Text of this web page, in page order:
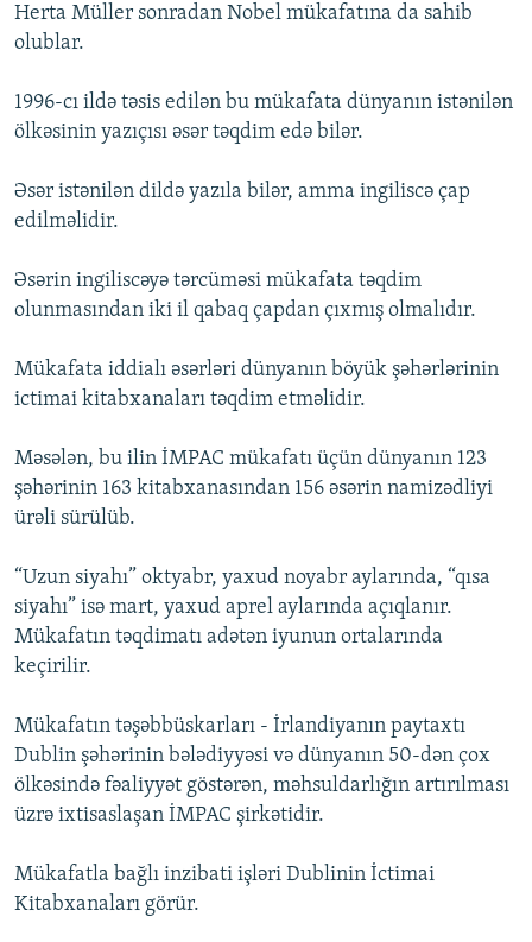
Herta Müller sonradan Nobel mükafatına da sahib
olublar.
1996-cı ildə təsis edilən bu mükafata dünyanın istənilən
ölkəsinin yazıçısı əsər təqdim edə bilər.
Əsər istənilən dildə yazıla bilər, amma ingiliscə çap
edilməlidir.
Əsərin ingiliscəyə tərcüməsi mükafata təqdim
olunmasından iki il qabaq çapdan çıxmış olmalıdır.
Mükafata iddialı əsərləri dünyanın böyük şəhərlərinin
ictimai kitabxanaları təqdim etməlidir.
Məsələn, bu ilin İMPAC mükafatı üçün dünyanın 123
şəhərinin 163 kitabxanasından 156 əsərin namizədliyi
ürəli sürülüb.
“Uzun siyahı” oktyabr, yaxud noyabr aylarında, “qısa
siyahı” isə mart, yaxud aprel aylarında açıqlanır.
Mükafatın təqdimatı adətən iyunun ortalarında
keçirilir.
Mükafatın təşəbbüskarları - İrlandiyanın paytaxtı
Dublin şəhərinin bələdiyyəsi və dünyanın 50-dən çox
ölkəsində fəaliyyət göstərən, məhsuldarlığın artırılması
üzrə ixtisaslaşan İMPAC şirkətidir.
Mükafatla bağlı inzibati işləri Dublinin İctimai
Kitabxanaları görür.